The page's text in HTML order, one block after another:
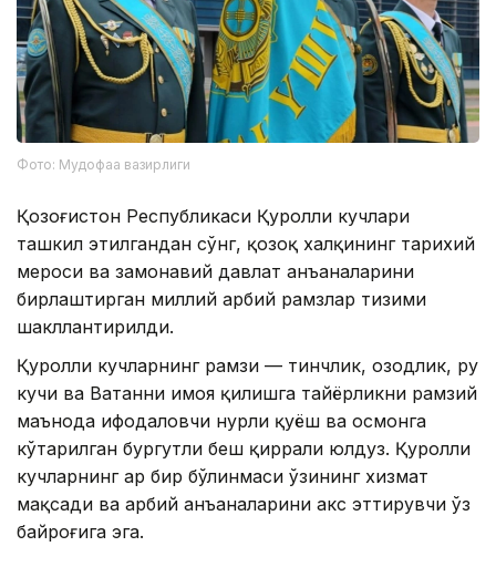
Фото: Мудофаа вазирлиги
Қозоғистон Республикаси Қуролли кучлари
ташкил этилгандан сўнг, қозоқ халқининг тарихий
мероси ва замонавий давлат анъаналарини
бирлаштирган миллий ҳарбий рамзлар тизими
шакллантирилди.
Қуролли кучларнинг рамзи — тинчлик, озодлик, руҳ
кучи ва Ватанни ҳимоя қилишга тайёрликни рамзий
маънода ифодаловчи нурли қуёш ва осмонга
кўтарилган бургутли беш қиррали юлдуз. Қуролли
кучларнинг ҳар бир бўлинмаси ўзининг хизмат
мақсади ва ҳарбий анъаналарини акс эттирувчи ўз
байроғига эга.